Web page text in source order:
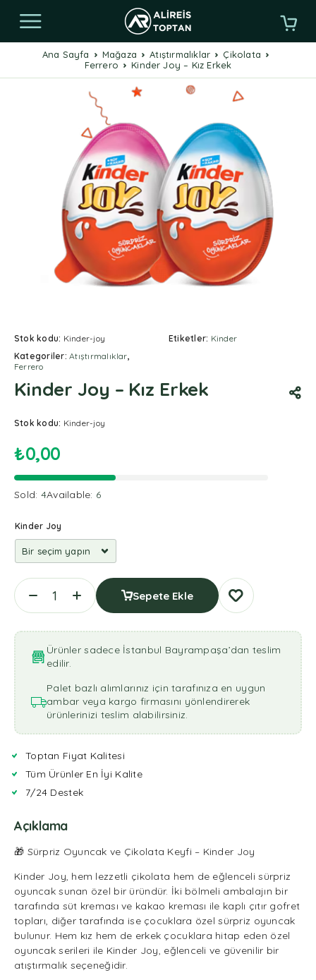
Ana Sayfa Mağaza Atıştırmalıklar
Çikolata
Ferrero
Kinder Joy – Kız Erkek
Stok kodu: Kinder-joy
Kategoriler:Atıştırmalıklar,
Ferrero
Etiketler: Kinder
Kinder Joy – Kız Erkek
Stok kodu: Kinder-joy
₺0,00
Sold: 4Available: 6
Kinder Joy
Sepete Ekle
Ürünler sadece İstanbul Bayrampaşa’dan teslim
edilir.
Palet bazlı alımlarınız için tarafınıza en uygun
ambar veya kargo firmasını yönlendirerek
ürünlerinizi teslim alabilirsiniz.
Toptan Fiyat Kalitesi
Tüm Ürünler En İyi Kalite
7/24 Destek
Açıklama
🎁 Sürpriz Oyuncak ve Çikolata Keyfi – Kinder Joy
Kinder Joy, hem lezzetli çikolata hem de eğlenceli sürpriz
oyuncak sunan özel bir üründür. İki bölmeli ambalajın bir
tarafında süt kreması ve kakao kreması ile kaplı çıtır gofret
topları, diğer tarafında ise çocuklara özel sürpriz oyuncak
bulunur. Hem kız hem de erkek çocuklara hitap eden özel
oyuncak serileri ile Kinder Joy, eğlenceli ve güvenilir bir
atıştırmalık seçeneğidir.